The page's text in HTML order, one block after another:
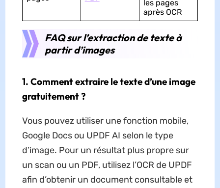
les pages
après OCR
FAQ sur l’extraction de texte à
partir d’images
1. Comment extraire le texte d’une image
gratuitement ?
Vous pouvez utiliser une fonction mobile,
Google Docs ou UPDF AI selon le type
d’image. Pour un résultat plus propre sur
un scan ou un PDF, utilisez l’OCR de UPDF
afin d’obtenir un document consultable et